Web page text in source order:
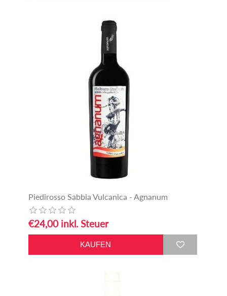
Piedirosso Sabbia Vulcanica - Agnanum
€24,00 inkl. Steuer